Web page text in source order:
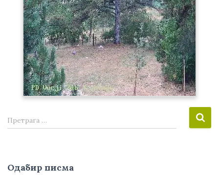
П
р
а
Претрага …
Одабир писма